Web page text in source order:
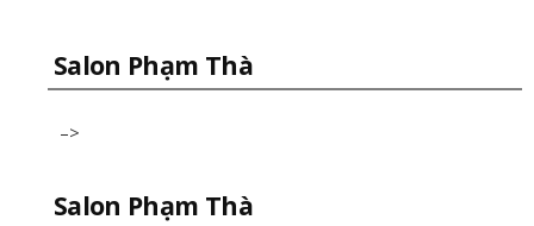
Salon Phạm Thà
–>
Salon Phạm Thà